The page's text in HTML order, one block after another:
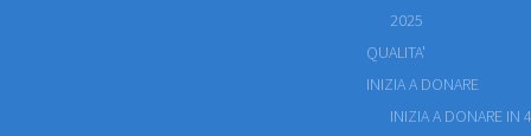
2025
QUALITA'
INIZIA A DONARE
INIZIA A DONARE IN